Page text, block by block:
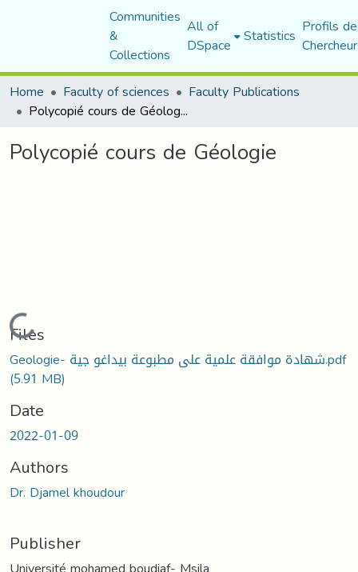
Communities
&
Collections
All of
DSpace Statistics Profils
Home
Faculty of sciences Faculty Publications
Polycopié cours de Géologie
Polycopié cours de Géologie
Loading...
Files
Geologie- شهادة موافقة علمية على مطبوعة بيداغو جية.pdf
(5.91 MB)
Date
2022-01-09
Authors
Dr. Djamel khoudour
Publisher